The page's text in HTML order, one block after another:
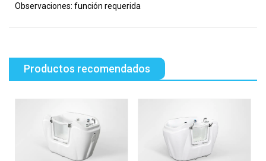
Observaciones: función requerida
Productos recomendados